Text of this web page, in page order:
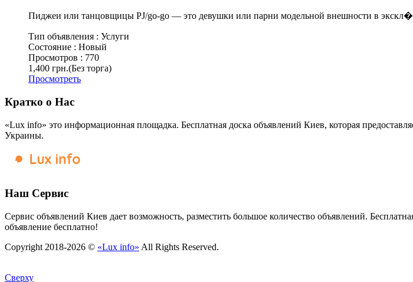
Пиджеи или танцовщицы PJ/go-go — это девушки или парни модельной внешности в
Тип объявления : Услуги
Состояние : Новый
Просмотров : 770
1,400 грн.(Без торга)
Просмотреть
Кратко о Нас
«Lux info» это информационная площадка. Бесплатная доска объявлений Киев, которая
Украины.
Наш Сервис
Сервис объявлений Киев дает возможность, разместить большое количество объявлений.
объявление бесплатно!
Copyright 2018-2026 © «Lux info» All Rights Reserved.
Сверху